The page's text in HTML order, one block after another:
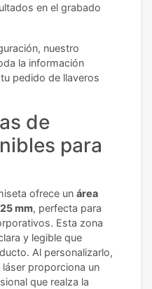
en el grabado
nuestro
la información
pedido de llaveros
de
para
ofrece un área
mm, perfecta para
Esta zona
y legible que
Al personalizarlo,
proporciona un
que realza la